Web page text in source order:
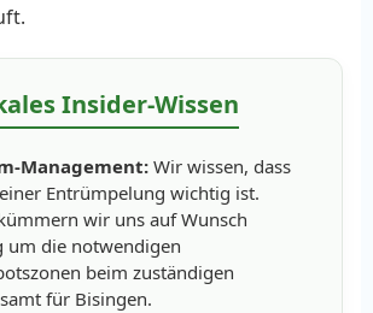
Insider-Wissen
Management:Wir wissen, dass
Entrümpelung wichtig ist.
wir uns auf Wunsch
um die notwendigen
beim zuständigen
für Bisingen.